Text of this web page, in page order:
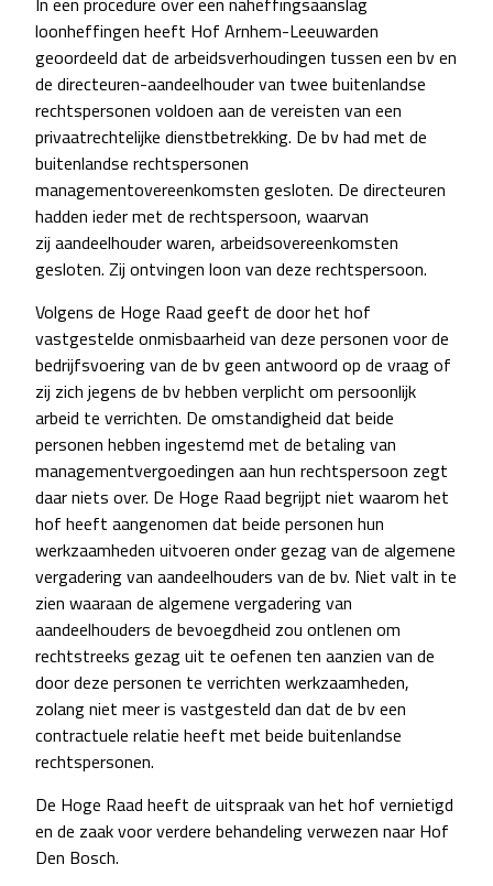
loonheffingen heeft Hof Arnhem-Leeuwarden
geoordeeld dat de arbeidsverhoudingen tussen een bv en
de directeuren-aandeelhouder van twee buitenlandse
rechtspersonen voldoen aan de vereisten van een
privaatrechtelijke dienstbetrekking. De bv had met de
buitenlandse rechtspersonen
managementovereenkomsten gesloten. De directeuren
hadden ieder met de rechtspersoon, waarvan
zij aandeelhouder waren, arbeidsovereenkomsten
gesloten. Zij ontvingen loon van deze rechtspersoon.
Volgens de Hoge Raad geeft de door het hof
vastgestelde onmisbaarheid van deze personen voor de
bedrijfsvoering van de bv geen antwoord op de vraag of
zij zich jegens de bv hebben verplicht om persoonlijk
arbeid te verrichten. De omstandigheid dat beide
personen hebben ingestemd met de betaling van
managementvergoedingen aan hun rechtspersoon zegt
daar niets over. De Hoge Raad begrijpt niet waarom het
hof heeft aangenomen dat beide personen hun
werkzaamheden uitvoeren onder gezag van de algemene
vergadering van aandeelhouders van de bv. Niet valt in te
zien waaraan de algemene vergadering van
aandeelhouders de bevoegdheid zou ontlenen om
rechtstreeks gezag uit te oefenen ten aanzien van de
door deze personen te verrichten werkzaamheden,
zolang niet meer is vastgesteld dan dat de bv een
contractuele relatie heeft met beide buitenlandse
rechtspersonen.
De Hoge Raad heeft de uitspraak van het hof vernietigd
en de zaak voor verdere behandeling verwezen naar Hof
Den Bosch.